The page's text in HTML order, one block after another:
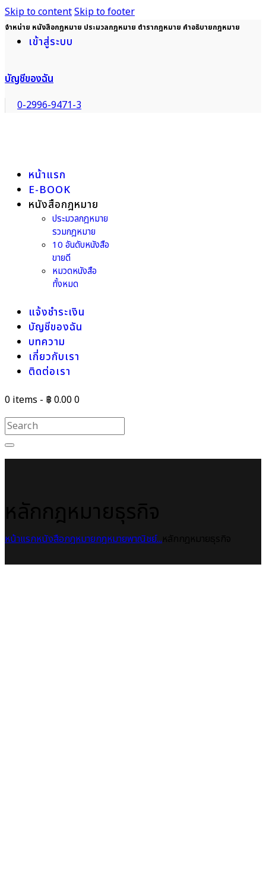
Skip to contentSkip to footer
จำหน่าย หนังสือกฎหมาย ประมวลกฎหมาย ตำรากฎหมาย คำอธิบายกฎหมาย
เข้าสู่ระบบ
บัญชีของฉัน
0-2996-9471-3
หน้าแรก
E-BOOK
หนังสือกฎหมาย
ประมวลกฎหมาย
รวมกฎหมาย
10 อันดับหนังสือ
ขายดี
หมวดหนังสือ
ทั้งหมด
แจ้งชำระเงิน
บัญชีของฉัน
บทความ
เกี่ยวกับเรา
ติดต่อเรา
0 items - ฿ 0.000
หน้าแรกหนังสือกฎหมายกฎหมายพาณิชย์...